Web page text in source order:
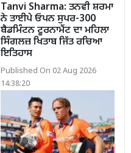
Tanvi Sharma: ਤਨਵੀ ਸ਼ਰਮਾ
ਨੇ ਤਾਈਪੇ ਓਪਨ ਸੁਪਰ-300
ਬੈਡਮਿੰਟਨ ਟੂਰਨਾਮੈਂਟ ਦਾ ਮਹਿਲਾ
ਸਿੰਗਲਜ਼ ਖਿਤਾਬ ਜਿੱਤ ਰਚਿਆ
ਇਤਿਹਾਸ
Published On 02 Aug 2026
14:38:20